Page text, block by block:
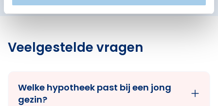
Veelgestelde vragen
Welke hypotheek past bij een jong
gezin?